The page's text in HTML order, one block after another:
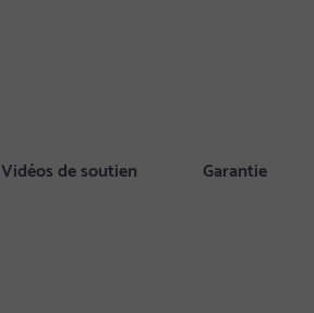
Vidéos de soutien Garantie